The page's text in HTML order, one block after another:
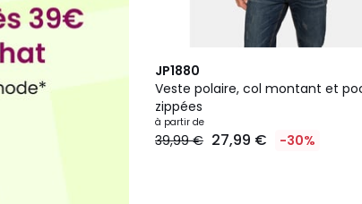
JP1880
Veste polaire, col montant et
zippées
à partir de
39,99 € 27,99 € -30%
4,7
/ 5
6
Couleurs